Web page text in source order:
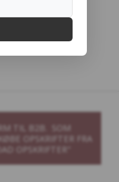
i 3 nemme trin:
TIL B2B. SOM
OPSKRIFTER FRA
OPSKRIFTER"